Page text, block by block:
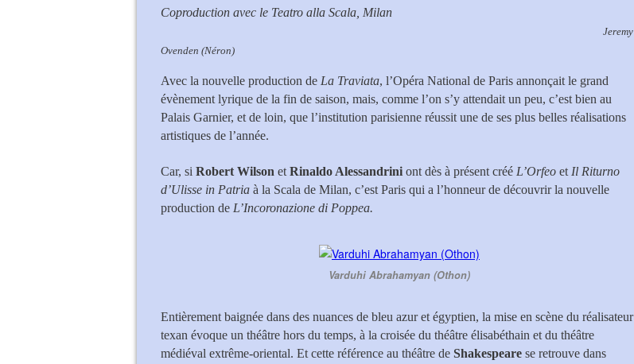
Coproduction avec le Teatro alla Scala, Milan
Jeremy
Ovenden (Néron)
Avec la nouvelle production de La Traviata, l’Opéra National de Paris annonçait le grand
évènement lyrique de la fin de saison, mais, comme l’on s’y attendait un peu, c’est bien au
Palais Garnier, et de loin, que l’institution parisienne réussit une de ses plus belles réalisations
artistiques de l’année.
Car, si Robert Wilson et Rinaldo Alessandrini ont dès à présent créé L’Orfeo et Il Riturno
d’Ulisse in Patria à la Scala de Milan, c’est Paris qui a l’honneur de découvrir la nouvelle
production de L’Incoronazione di Poppea.
Varduhi Abrahamyan (Othon)
Entièrement baignée dans des nuances de bleu azur et égyptien, la mise en scène du réalisateur
texan évoque un théâtre hors du temps, à la croisée du théâtre élisabéthain et du théâtre
médiéval extrême-oriental. Et cette référence au théâtre de Shakespeare se retrouve dans